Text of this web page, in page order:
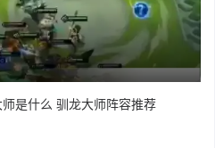
是什么 驯龙大师阵容推荐